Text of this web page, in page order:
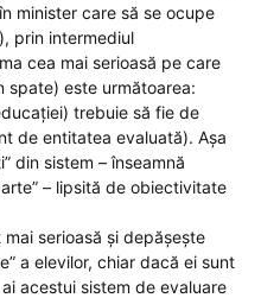
minister care să se ocupe
prin intermediul
cea mai serioasă pe care
spate) este următoarea:
trebuie să fie de
de entitatea evaluată). Așa
din sistem – înseamnă
– lipsită de obiectivitate
serioasă și depășește
a elevilor, chiar dacă ei sunt
acestui sistem de evaluare